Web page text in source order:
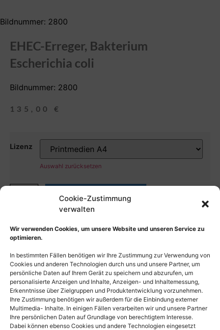
Cookie-Zustimmung
verwalten
Wir verwenden Cookies, um unsere Website und unseren Service zu
optimieren.
In bestimmten Fällen benötigen wir Ihre Zustimmung zur Verwendung von
Cookies und anderen Technologien durch uns und unsere Partner, um
persönliche Daten auf Ihrem Gerät zu speichern und abzurufen, um
personalisierte Anzeigen und Inhalte, Anzeigen- und Inhaltemessung,
Erkenntnisse über Zielgruppen und Produktentwicklung vorzunehmen.
Ihre Zustimmung benötigen wir außerdem für die Einbindung externer
Multimedia- Inhalte. In einigen Fällen verarbeiten wir und unsere Partner
Ihre persönlichen Daten auf Grundlage von berechtigtem Interesse.
Dabei können ebenso Cookies und andere Technologien eingesetzt
Bildnummer: 2800
EHEC-Erreger, Bakterium
Escherichia coli
Bildnummer: 2800
135,00 €
Lizenz
Auswahl zurücksetzen
In den Warenkorb